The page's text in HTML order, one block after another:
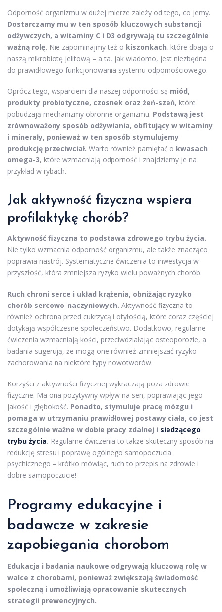
Odporność organizmu w dużej mierze zależy od tego, co jemy.
Dostarczamy mu w ten sposób kluczowych substancji
odżywczych, a witaminy C i D3 odgrywają tu szczególnie
ważną rolę. Nie zapominajmy też o kiszonkach, które dbają o
naszą mikrobiotę jelitową – a ta, jak wiadomo, jest niezbędna
do prawidłowego funkcjonowania systemu odpornościowego.
Oprócz tego, wsparciem dla naszej odporności są miód,
produkty probiotyczne, czosnek oraz żeń-szeń, które
pobudzają mechanizmy obronne organizmu. Podstawą jest
zrównoważony sposób odżywiania, obfitujący w witaminy
i minerały, ponieważ w ten sposób stymulujemy
produkcję przeciwciał. Warto również pamiętać o kwasach
omega-3, które wzmacniają odporność i znajdziemy je na
przykład w rybach.
Jak aktywność fizyczna wspiera
profilaktykę chorób?
Aktywność fizyczna to podstawa zdrowego trybu życia.
Nie tylko wzmacnia odporność organizmu, ale także znacząco
poprawia nastrój. Systematyczne ćwiczenia to inwestycja w
przyszłość, która zmniejsza ryzyko wielu poważnych chorób.
Ruch chroni serce i układ krążenia, obniżając ryzyko
chorób sercowo-naczyniowych. Aktywność fizyczna to
również ochrona przed cukrzycą i otyłością, które coraz częściej
dotykają współczesne społeczeństwo. Dodatkowo, regularne
ćwiczenia wzmacniają kości, przeciwdziałając osteoporozie, a
badania sugerują, że mogą one również zmniejszać ryzyko
zachorowania na niektóre typy nowotworów.
Korzyści z aktywności fizycznej wykraczają poza zdrowie
fizyczne. Ma ona pozytywny wpływ na sen, poprawiając jego
jakość i głębokość. Ponadto, stymuluje pracę mózgu i
pomaga w utrzymaniu prawidłowej postawy ciała, co jest
szczególnie ważne w dobie pracy zdalnej i siedzącego
trybu życia. Regularne ćwiczenia to także skuteczny sposób na
redukcję stresu i poprawę ogólnego samopoczucia
psychicznego – krótko mówiąc, ruch to przepis na zdrowie i
dobre samopoczucie!
Programy edukacyjne i
badawcze w zakresie
zapobiegania chorobom
Edukacja i badania naukowe odgrywają kluczową rolę w
walce z chorobami, ponieważ zwiększają świadomość
społeczną i umożliwiają opracowanie skutecznych
strategii prewencyjnych.